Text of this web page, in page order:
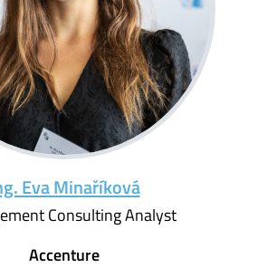
Eva Minaříková
Consulting Analyst
Accenture